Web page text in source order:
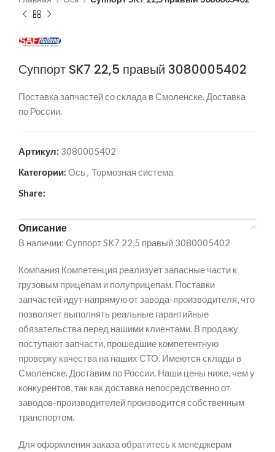
Суппорт SK7 22,5 правый 3080005402
Поставка запчастей со склада в Смоленске. Доставка
по России.
Артикул: 3080005402
Категории: Ось , Тормозная система
Share:
Описание
В наличии: Суппорт SK7 22,5 правый 3080005402
Компания Компетенция реализует запасные части к
грузовым прицепам и полуприцепам. Поставки
запчастей идут напрямую от завода-производителя, что
позволяет выполнять реальные гарантийные
обязательства перед нашими клиентами. В продажу
поступают запчасти, прошедшие компетентную
проверку качества на наших СТО. Имеются склады в
Смоленске. Доставим по России. Наши цены ниже, чем у
конкурентов, так как доставка непосредственно от
заводов-производителей производится собственным
транспортом.
Для оформления заказа обратитесь к менеджерам